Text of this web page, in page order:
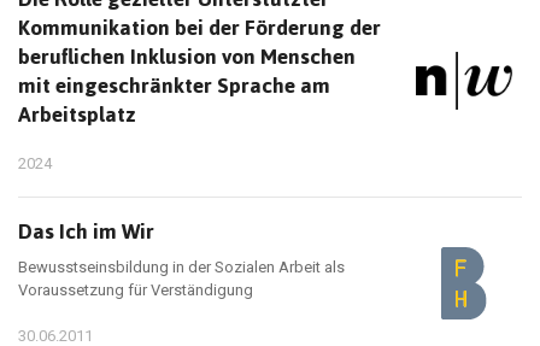
Kommunikation bei der Förderung der
beruflichen Inklusion von Menschen
mit eingeschränkter Sprache am
Arbeitsplatz
2024
Das Ich im Wir
Bewusstseinsbildung in der Sozialen Arbeit als
Voraussetzung für Verständigung
30.06.2011